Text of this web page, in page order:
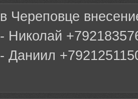
в Череповце
- Николай
- Даниил